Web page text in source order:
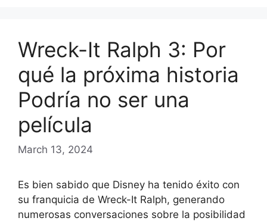
Wreck-It Ralph 3: Por
qué la próxima historia
Podría no ser una
película
March 13, 2024
Es bien sabido que Disney ha tenido éxito con
su franquicia de Wreck-It Ralph, generando
numerosas conversaciones sobre la posibilidad